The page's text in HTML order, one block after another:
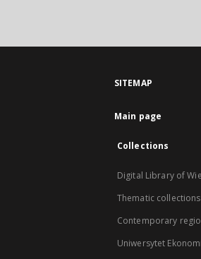
SITEMAP
Main page
Collections
Digital Library of
Thematic collections
Contemporary
Uniwersytet